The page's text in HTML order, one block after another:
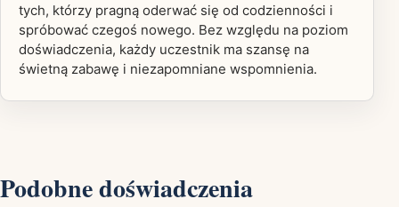
tych, którzy pragną oderwać się od codzienności i
spróbować czegoś nowego. Bez względu na poziom
doświadczenia, każdy uczestnik ma szansę na
świetną zabawę i niezapomniane wspomnienia.
Podobne doświadczenia